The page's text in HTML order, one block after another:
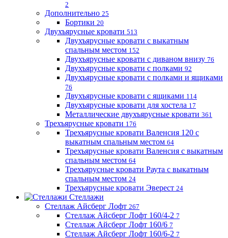
2
Дополнительно 25
Бортики 20
Двухъярусные кровати 513
Двухъярусные кровати с выкатным
спальным местом 152
Двухъярусные кровати с диваном внизу 76
Двухъярусные кровати с полками 92
Двухъярусные кровати с полками и ящиками
76
Двухъярусные кровати с ящиками 114
Двухъярусные кровати для хостела 17
Металлические двухъярусные кровати 361
Трехъярусные кровати 176
Трехъярусные кровати Валенсия 120 с
выкатным спальным местом 64
Трехъярусные кровати Валенсия с выкатным
спальным местом 64
Трехъярусные кровати Раута с выкатным
спальным местом 24
Трехъярусные кровати Эверест 24
Стеллажи
Стеллаж Айсберг Лофт 267
Стеллаж Айсберг Лофт 160/4-2 7
Стеллаж Айсберг Лофт 160/6 7
Стеллаж Айсберг Лофт 160/6-2 7